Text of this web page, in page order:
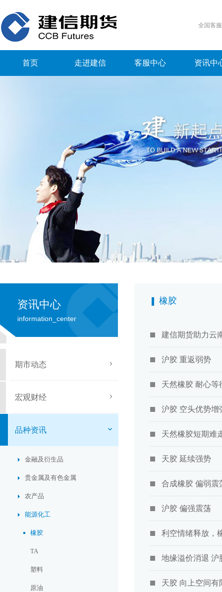
全国客
首页 走进建信 客服中心 资讯中
资讯中心
information_center
期市动态
宏观财经
品种资讯
金融及衍生品
贵金属及有色金属
农产品
能源化工
橡胶
TA
塑料
原油
橡胶
建信期货助力云
沪胶 重返弱势
天然橡胶 耐心等
沪胶 空头优势增
天然橡胶短期难
天胶 延续强势
合成橡胶 偏弱震
沪胶 偏强震荡
利空情绪释放，
地缘溢价消退 沪
天胶 向上空间有